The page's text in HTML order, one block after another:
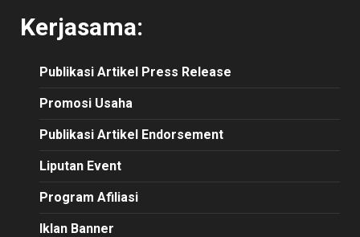
Kerjasama:
Publikasi Artikel Press Release
Promosi Usaha
Publikasi Artikel Endorsement
Liputan Event
Program Afiliasi
Iklan Banner